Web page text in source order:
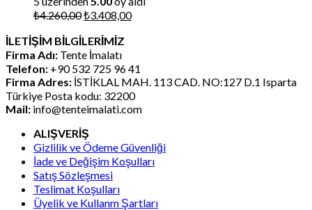
₺4.260,00Orijinal
₺4.260,00.
₺3.408,00Şu
İLETİŞİM BİLGİLERİMİZ
Firma Adı: Tente İmalatı
Telefon: +90 532 725 96 41
Firma Adres: İSTİKLAL MAH. 113 CAD. NO:127 D.1 Isparta
Türkiye Posta kodu: 32200
Mail: info@tenteimalati.com
ALIŞVERİŞ
Gizlilik ve Ödeme Güvenliği
İade ve Değişim Koşulları
Satış Sözleşmesi
Teslimat Koşulları
Üyelik ve Kullanm Şartları